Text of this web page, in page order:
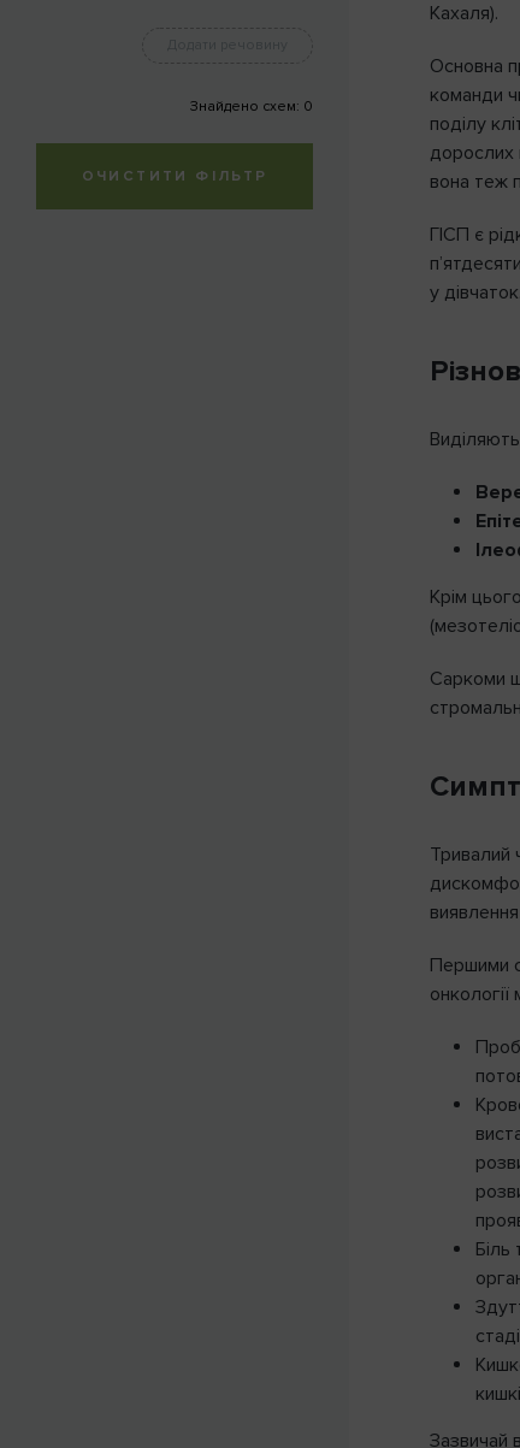
Знайдено схем: 0
ОЧИСТИТИ ФІЛЬТР
Кахаля).
Основна
команди
поділу
дорослих
вона теж
ГІСП є
у дівчаток.
Крім
Саркоми
Тривалий
Першими
Зазвичай